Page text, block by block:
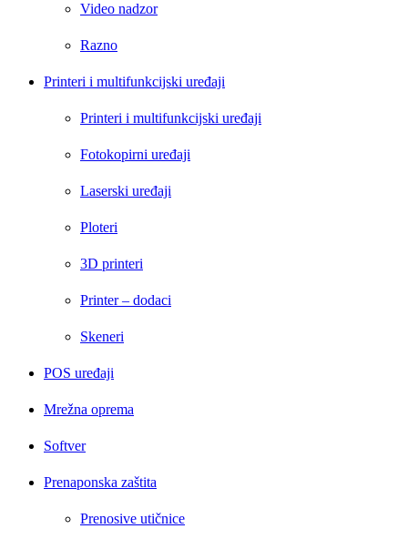
Video nadzor
Razno
Printeri i multifunkcijski uređaji
Printeri i multifunkcijski uređaji
Fotokopirni uređaji
Laserski uređaji
Ploteri
3D printeri
Printer – dodaci
Skeneri
POS uređaji
Mrežna oprema
Softver
Prenaponska zaštita
Prenosive utičnice